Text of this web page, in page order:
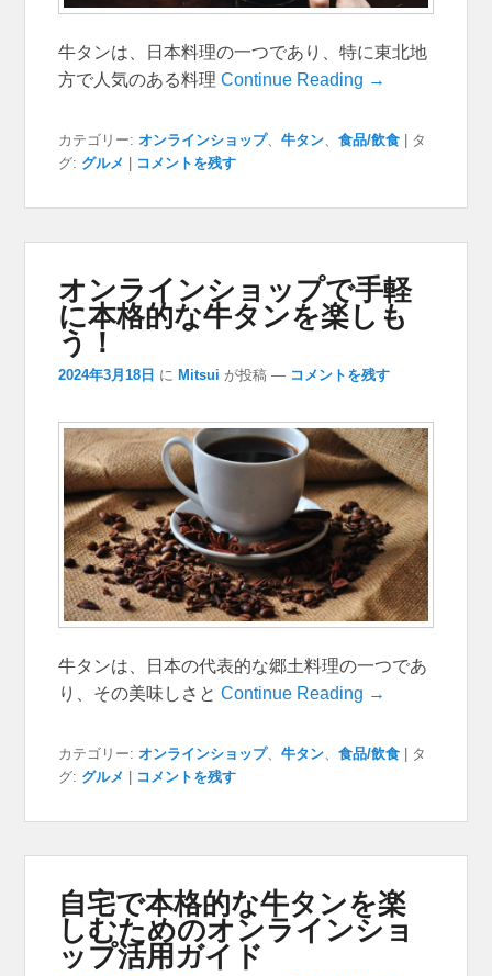
牛タンは、日本料理の一つであり、特に東北地
方で人気のある料理Continue Reading →
カテゴリー: オンラインショップ、牛タン 、食品/飲食
タ
グ: グルメ コメントを残す
オンラインショップで手軽
に本格的な牛タンを楽しも
う！
2024年3月18日 に Mitsui が投稿 — コメントを残す
牛タンは、日本の代表的な郷土料理の一つであ
り、その美味しさとContinue Reading →
カテゴリー: オンラインショップ、牛タン 、食品/飲食
タ
グ: グルメ コメントを残す
自宅で本格的な牛タンを楽
しむためのオンラインショ
ップ活用ガイド